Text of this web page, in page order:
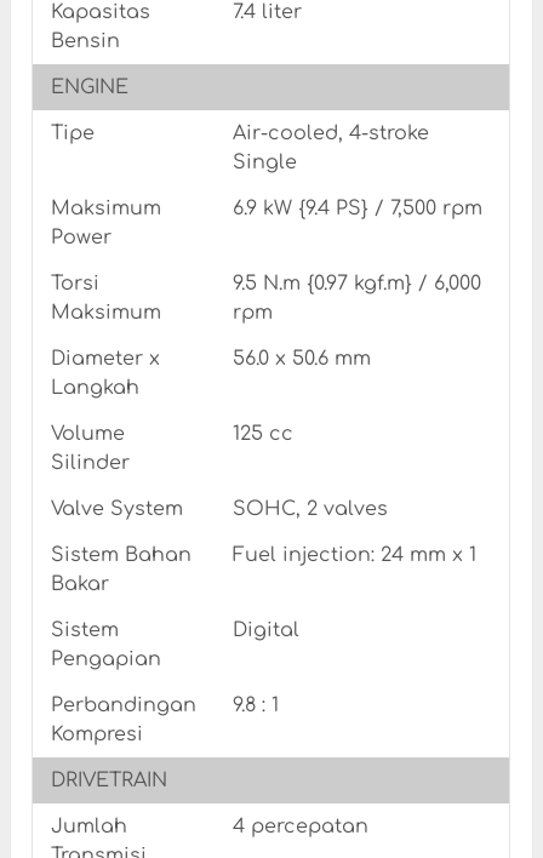
Kapasitas
Bensin
7.4 liter
ENGINE
Tipe
Air-cooled, 4-stroke
Single
Maksimum
Power
6.9 kW {9.4 PS} / 7,500 rpm
Torsi
Maksimum
9.5 N.m {0.97 kgf.m} / 6,000
rpm
Diameter x
Langkah
56.0 x 50.6 mm
Volume
Silinder
125 cc
Valve System SOHC, 2 valves
Sistem Bahan
Bakar
Fuel injection: 24 mm x 1
Sistem
Pengapian
Digital
Perbandingan
Kompresi
9.8 : 1
DRIVETRAIN
Jumlah
4 percepatan